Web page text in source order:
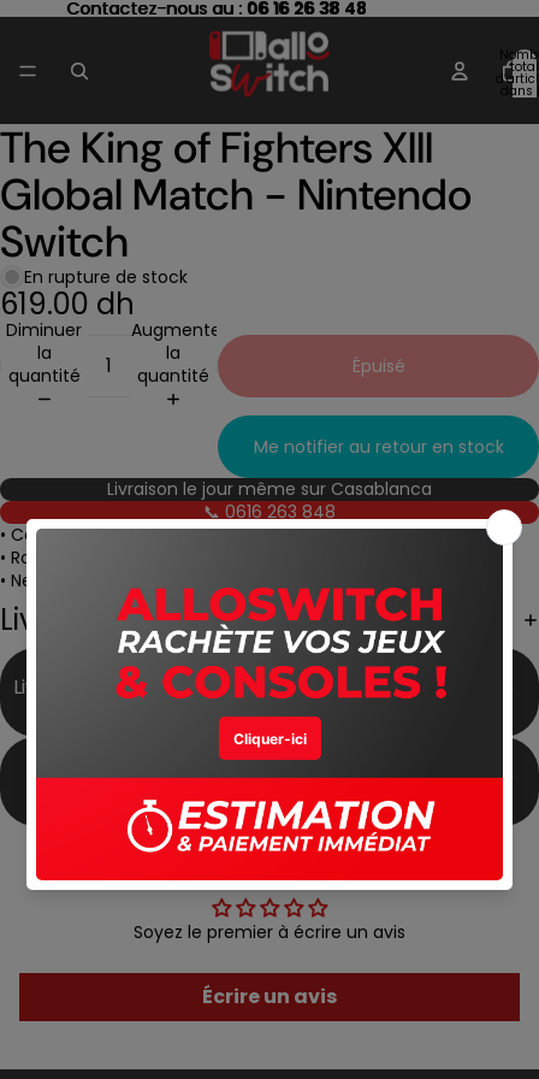
Contactez-nous au : 06 16 26 38 48
Contactez-nous au : 06 16 26 38 48
total
dans
Ouvrir
l’image
en
plein
écran
The King of Fighters XIII
Global Match - Nintendo
Switch
En rupture de stock
619.00 dh
Diminuer
la
quantité
Augmenter
la
quantité
Épuisé
Me notifier au retour en stock
Livraison le jour même sur Casablanca
📞 0616 263 848
• Combat 2D avec gameplay technique
• Roster de personnages varié
• Netcode amélioré pour le online
Livraison Gratuite
Livraison Gratuite partout
au Maroc
Meilleur Prix du Marché
Produits Authentiques Satisfait ou Remboursé
Avis Clients
Soyez le premier à écrire un avis
Écrire un avis